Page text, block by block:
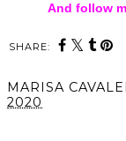
And follow
SHARE:
MARISA
2020